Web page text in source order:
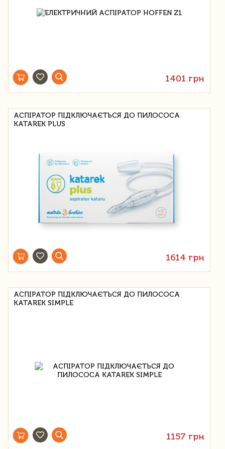
1401 грн
АСПІРАТОР ПІДКЛЮЧАЄТЬСЯ ДО ПИЛОСОСА
KATAREK PLUS
1614 грн
АСПІРАТОР ПІДКЛЮЧАЄТЬСЯ ДО ПИЛОСОСА
KATAREK SIMPLE
1157 грн